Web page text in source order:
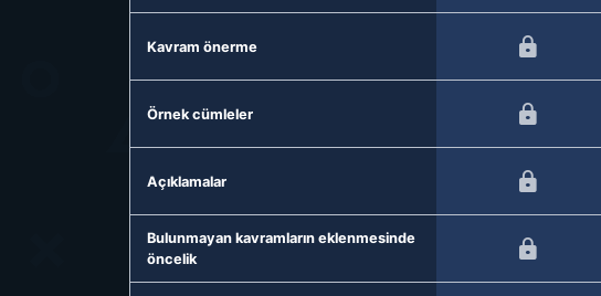
Kavram önerme
Örnek cümleler
Açıklamalar
Bulunmayan kavramların eklenmesinde
öncelik